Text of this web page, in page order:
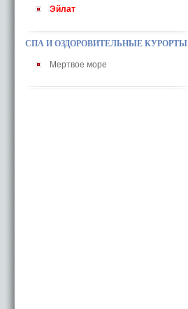
Эйлат
СПА И ОЗДОРОВИТЕЛЬНЫЕ КУРОРТЫ
Мертвое море